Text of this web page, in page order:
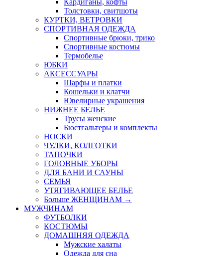
Кардиганы, кофты
Толстовки, свитшоты
КУРТКИ, ВЕТРОВКИ
СПОРТИВНАЯ ОДЕЖДА
Спортивные брюки, трико
Спортивные костюмы
Термобелье
ЮБКИ
AКСЕССУАРЫ
Шарфы и платки
Кошельки и клатчи
Ювелирные украшения
НИЖНЕЕ БЕЛЬЕ
Трусы женские
Бюстгальтеры и комплекты
НОСКИ
ЧУЛКИ, КОЛГОТКИ
ТАПОЧКИ
ГОЛОВНЫЕ УБОРЫ
ДЛЯ БАНИ И САУНЫ
СЕМЬЯ
УТЯГИВАЮЩЕЕ БЕЛЬЕ
Больше ЖЕНЩИНАМ →
МУЖЧИНАМ
ФУТБОЛКИ
КОСТЮМЫ
ДОМАШНЯЯ ОДЕЖДА
Мужские халаты
Одежда для сна